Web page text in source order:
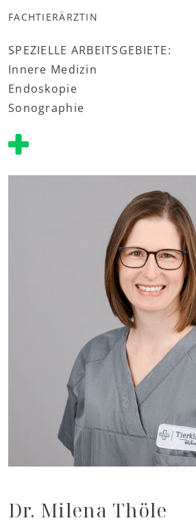
FACHTIERÄRZTIN
SPEZIELLE ARBEITSGEBIETE:
Innere Medizin
Endoskopie
Sonographie
Dr. Milena Thöle